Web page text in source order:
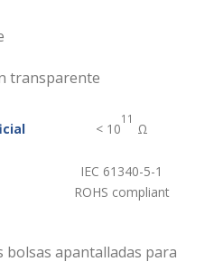
transparente
< 10
11
Ω
IEC 61340-5-1
ROHS compliant
apantalladas para